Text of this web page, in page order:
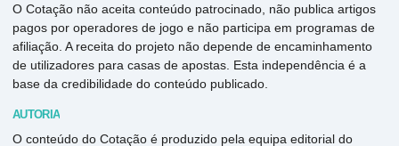
O Cotação não aceita conteúdo patrocinado, não publica artigos
pagos por operadores de jogo e não participa em programas de
afiliação. A receita do projeto não depende de encaminhamento
de utilizadores para casas de apostas. Esta independência é a
base da credibilidade do conteúdo publicado.
AUTORIA
O conteúdo do Cotação é produzido pela equipa editorial do